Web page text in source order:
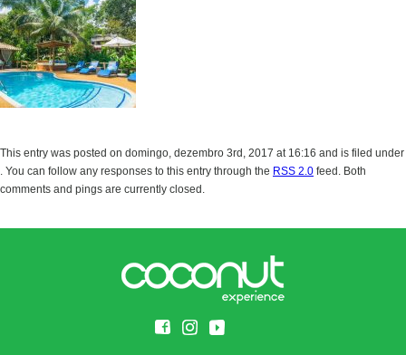
This entry was posted on domingo, dezembro 3rd, 2017 at 16:16 and is filed under
. You can follow any responses to this entry through the RSS 2.0 feed. Both
comments and pings are currently closed.